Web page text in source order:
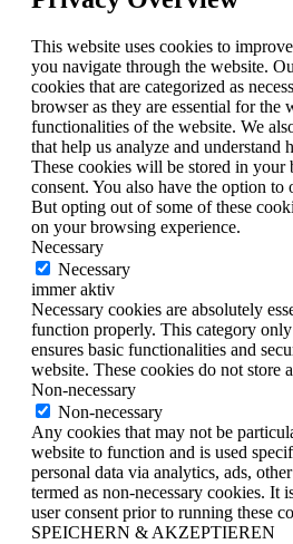
This website uses cookies to
you navigate through the website.
cookies that are categorized as
browser as they are essential for the
functionalities of the website. We
that help us analyze and understand
These cookies will be stored in
consent. You also have the option to
But opting out of some of these
on your browsing experience.
Necessary
Necessary
immer aktiv
Necessary cookies are absolutely
function properly. This category
ensures basic functionalities and
website. These cookies do not store
Non-necessary
Non-necessary
Any cookies that may not be
website to function and is used
personal data via analytics, ads,
termed as non-necessary cookies. It
user consent prior to running these
SPEICHERN & AKZEPTIEREN